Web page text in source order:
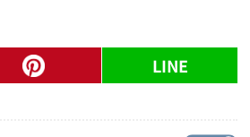
LINE